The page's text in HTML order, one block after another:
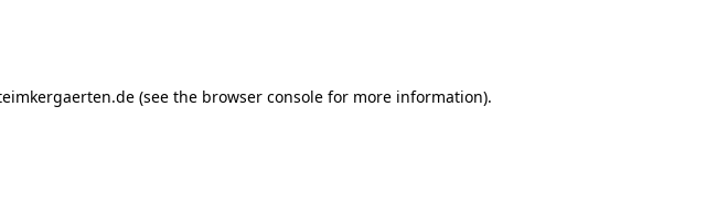
(see the browser console for more information).